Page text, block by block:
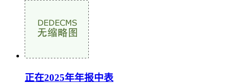
正在2025年年报中表